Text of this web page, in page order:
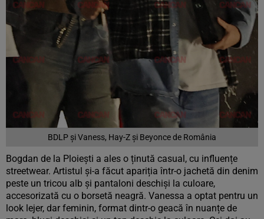
BDLP și Vaness, Hay-Z și Beyonce de România
Bogdan de la Ploiești a ales o ținută casual, cu influențe
streetwear. Artistul și-a făcut apariția într-o jachetă din denim
peste un tricou alb și pantaloni deschiși la culoare,
accesorizată cu o borsetă neagră. Vanessa a optat pentru un
look lejer, dar feminin, format dintr-o geacă în nuanțe de